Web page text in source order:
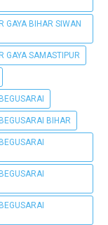
GAYA BIHAR SIWAN
GAYA SAMASTIPUR
BIHAR